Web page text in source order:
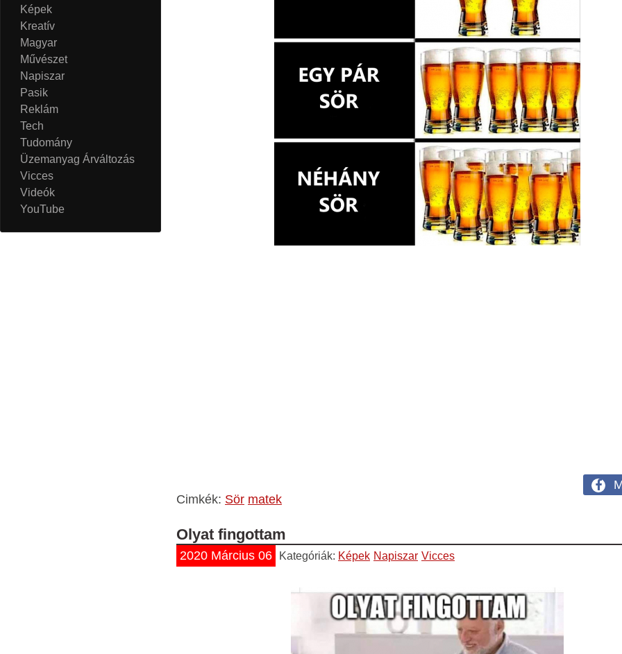
Képek
Kreatív
Magyar
Művészet
Napiszar
Pasik
Reklám
Tech
Tudomány
Üzemanyag Árváltozás
Vicces
Videók
YouTube
Cimkék: Sör matek
Olyat fingottam
2020 Március 06 Kategóriák: Képek Napiszar Vicces